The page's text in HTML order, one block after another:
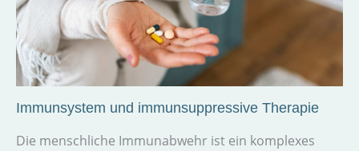
Immunsystem und immunsuppressive Therapie
Die menschliche Immunabwehr ist ein komplexes